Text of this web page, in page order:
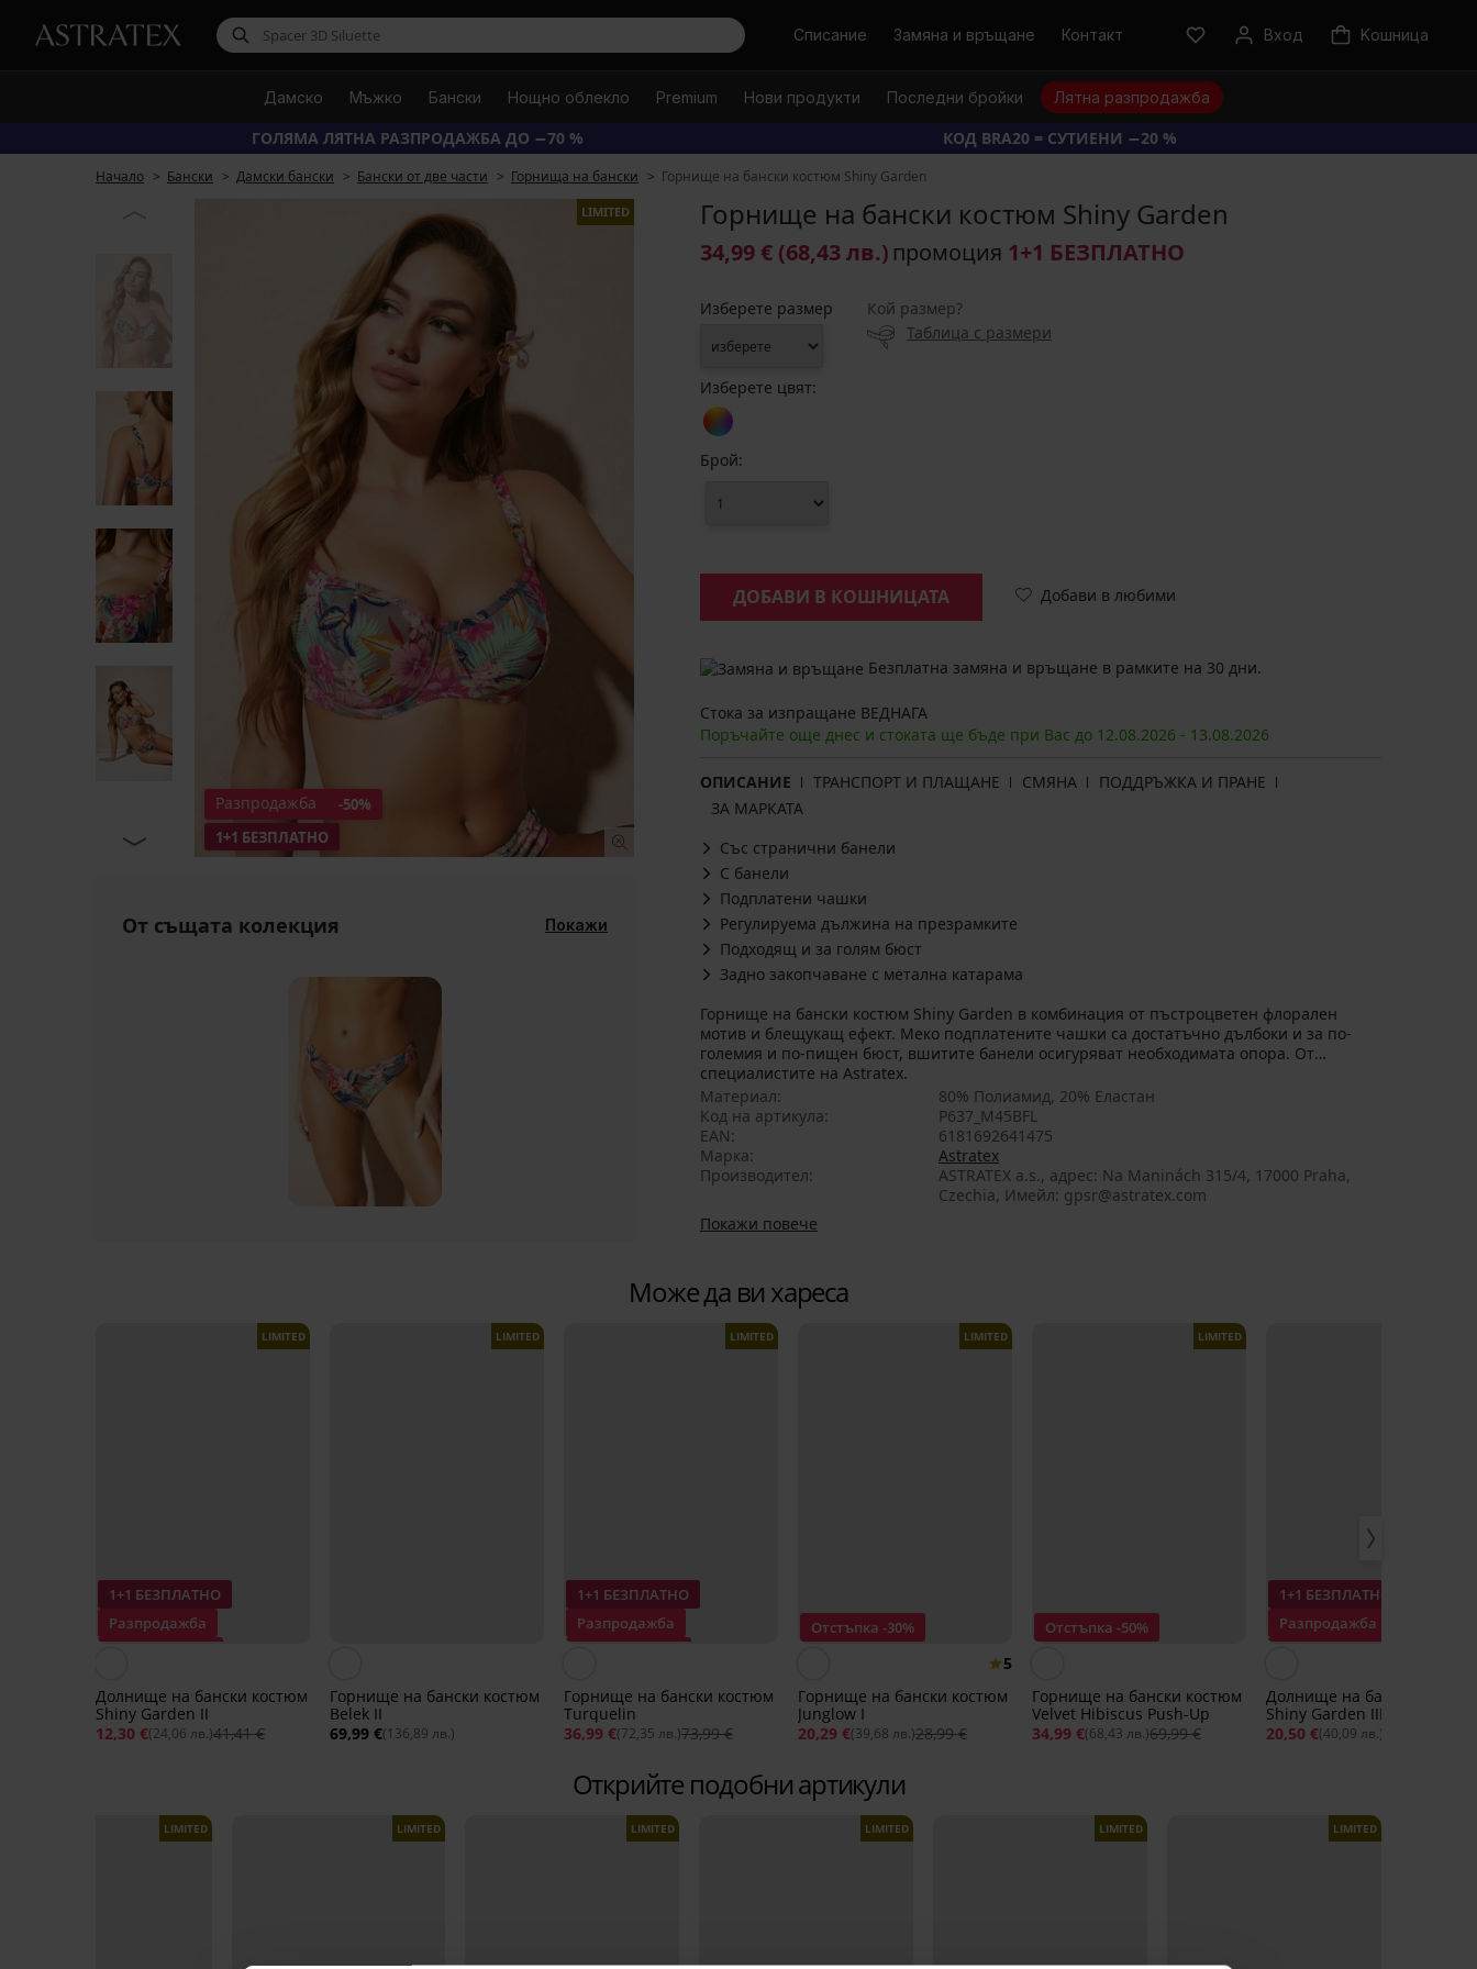
ТърсиСписание Замяна и връщане Контакт Вход Kошница
Дамско Мъжко Бански Нощно облекло Premium Нови продукти Последни бройки Лятна разпродажба
ГОЛЯМА ЛЯТНА РАЗПРОДАЖБА ДО −70 % КОД BRA20 = СУТИЕНИ −20 %
Начало Бански Дамски бански Бански от две части Горнища на бански Горнище на бански костюм Shiny Garden
Разпродажба
-50%
1+1 БЕЗПЛАТНО
LIMITED
От същата колекция Покажи
Горнище на бански костюм Shiny Garden
34,99 € (68,43 лв.) промоция 1+1 БЕЗПЛАТНО
Изберете размер
Кой размер?
Таблица с размери
Изберете цвят:
Брой:
ДОБАВИ В КОШНИЦАТА Добави в любими
Безплатна замяна и връщане в рамките на 30 дни.
Стока за изпращане ВЕДНАГА
Поръчайте още днес и стоката ще бъде при Вас до 12.08.2026 - 13.08.2026
ОПИСАНИЕ ТРАНСПОРТ И ПЛАЩАНЕ СМЯНА
ПОДДРЪЖКА И ПРАНЕ
ЗА МАРКАТА
Със странични банели
С банели
Подплатени чашки
Регулируема дължина на презрамките
Подходящ и за голям бюст
Задно закопчаване с метална катарама
Горнище на бански костюм Shiny Garden в комбинация от пъстроцветен флорален
мотив и блещукащ ефект. Меко подплатените чашки са достатъчно дълбоки и за по-
големия и по-пищен бюст, вшитите банели осигуряват необходимата опора. От
специалистите на Astratex.
Материал
80% Полиамид, 20% Еластан
Код на артикула
P637_M45BFL
EAN
6181692641475
Марка
Astratex
Производител
ASTRATEX a.s., aдрес: Na Maninách 315/4, 17000 Praha,
Czechia, Имейл: gpsr@astratex.com
Покажи повече
Може да ви хареса
1+1 БЕЗПЛАТНО
Разпродажба
LIMITED
Долнище на бански костюм
Shiny Garden II
12,30 €(24,06 лв.)41,41 €
LIMITED
Горнище на бански костюм
Belek II
69,99 €(136,89 лв.)
1+1 БЕЗПЛАТНО
Разпродажба
LIMITED
Горнище на бански костюм
Turquelin
36,99 €(72,35 лв.)73,99 €
Отстъпка -30%
LIMITED
5
Горнище на бански костюм
Junglow I
20,29 €(39,68 лв.)28,99 €
Отстъпка -50%
LIMITED
Горнище на бански костюм
Velvet Hibiscus Push-Up
34,99 €(68,43 лв.)69,99 €
1+1 БЕЗПЛАТНО
Разпродажба
Долнище на бански костюм
Shiny Garden III
20,50 €(40,09 лв.)
Открийте подобни артикули
LIMITED LIMITED LIMITED LIMITED LIMITED LIMITED